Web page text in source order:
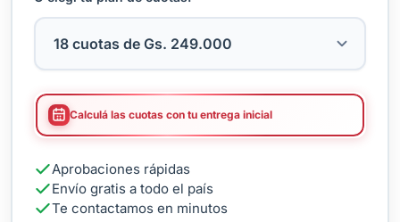
Calculá las cuotas con tu entrega inicial
Aprobaciones rápidas
Envío gratis a todo el país
Te contactamos en minutos